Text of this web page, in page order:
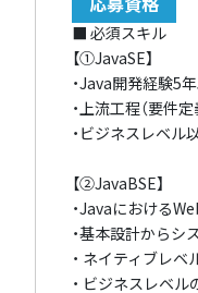
■ 必須スキル
【①JavaSE】
・Java開発経験5
・上流工程（要件
・ビジネスレベル
【②JavaBSE】
・Javaにおける
・基本設計から
・ ネイティブレ
・ ビジネスレベ